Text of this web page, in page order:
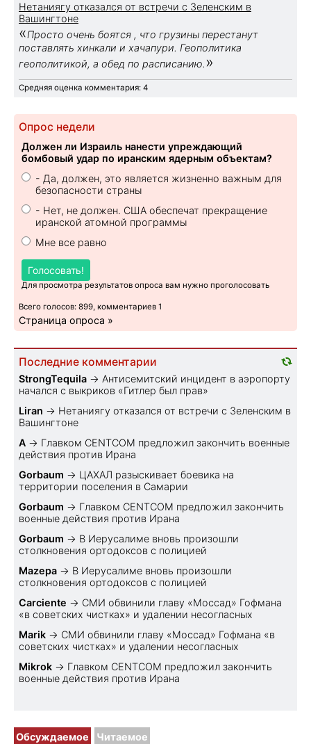
Нетаниягу отказался от встречи с Зеленским в
Вашингтоне
«Просто очень боятся , что грузины перестанут
поставлять хинкали и хачапури. Геополитика
геополитикой, а обед по расписанию. »
Средняя оценка комментария: 4
Опрос недели
Должен ли Израиль нанести упреждающий
бомбовый удар по иранским ядерным объектам?
- Да, должен, это является жизненно важным для
безопасности страны
- Нет, не должен. США обеспечат прекращение
иранской атомной программы
Мне все равно
Голосовать!
Для просмотра результатов опроса вам нужно проголосовать
Всего голосов: 899, комментариев 1
Страница опроса »
Последние комментарии
StrongTequila → Антисемитский инцидент в аэропорту
начался с выкриков «Гитлер был прав»
Liran → Нетаниягу отказался от встречи с Зеленским в
Вашингтоне
A → Главком CENTCOM предложил закончить военные
действия против Ирана
Gorbaum → ЦАХАЛ разыскивает боевика на
территории поселения в Самарии
Gorbaum → Главком CENTCOM предложил закончить
военные действия против Ирана
Gorbaum → В Иерусалиме вновь произошли
столкновения ортодоксов с полицией
Mazepa → В Иерусалиме вновь произошли
столкновения ортодоксов с полицией
Carciente → СМИ обвинили главу «Моссад» Гофмана
«в советских чистках» и удалении несогласных
Marik → СМИ обвинили главу «Моссад» Гофмана «в
советских чистках» и удалении несогласных
Mikrok → Главком CENTCOM предложил закончить
военные действия против Ирана
Обсуждаемое Читаемое